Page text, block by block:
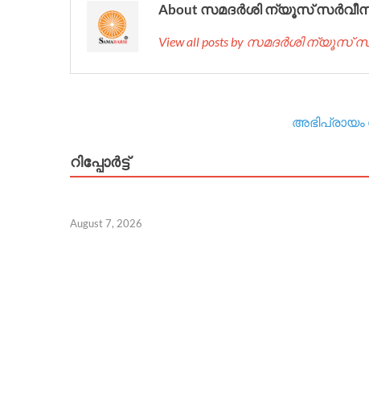
About സമദർശി ന്യൂസ്
View all posts by സമദർശി ന്യൂസ്
റിപ്പോര്‍ട്ട്
August 7, 2026